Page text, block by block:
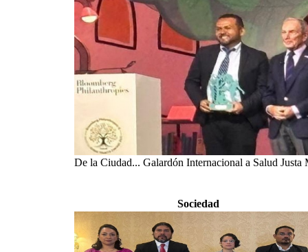
De la Ciudad... Galardón Internacional a Salud Justa
Sociedad